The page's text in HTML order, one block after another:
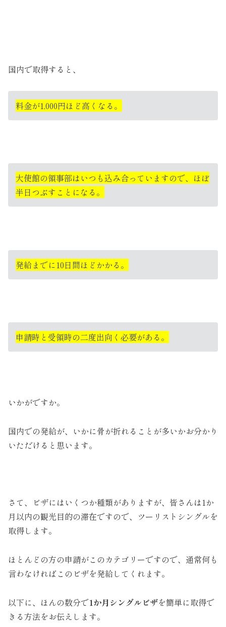
国内で取得すると、
料金が1,000円ほど高くなる。
大使館の領事部はいつも込み合っていますので、ほぼ
半日つぶすことになる。
発給までに10日間ほどかかる。
申請時と受領時の二度出向く必要がある。
いかがですか。
国内での発給が、いかに骨が折れることが多いかお分かり
いただけると思います。
さて、ビザにはいくつか種類がありますが、皆さんは1か
月以内の観光目的の滞在ですので、ツーリストシングルを
取得します。
ほとんどの方の申請がこのカテゴリーですので、通常何も
言わなければこのビザを発給してくれます。
以下に、ほんの数分で1か月シングルビザを簡単に取得で
きる方法をお伝えします。